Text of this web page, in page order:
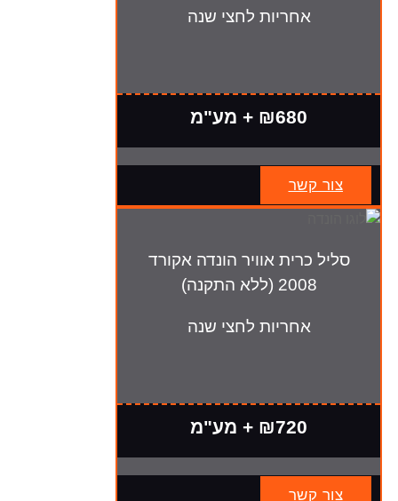
אחריות לחצי שנה
₪680 + מע"מ
צור קשר
סליל כרית אוויר הונדה אקורד
2008 (ללא התקנה)
אחריות לחצי שנה
₪720 + מע"מ
צור קשר